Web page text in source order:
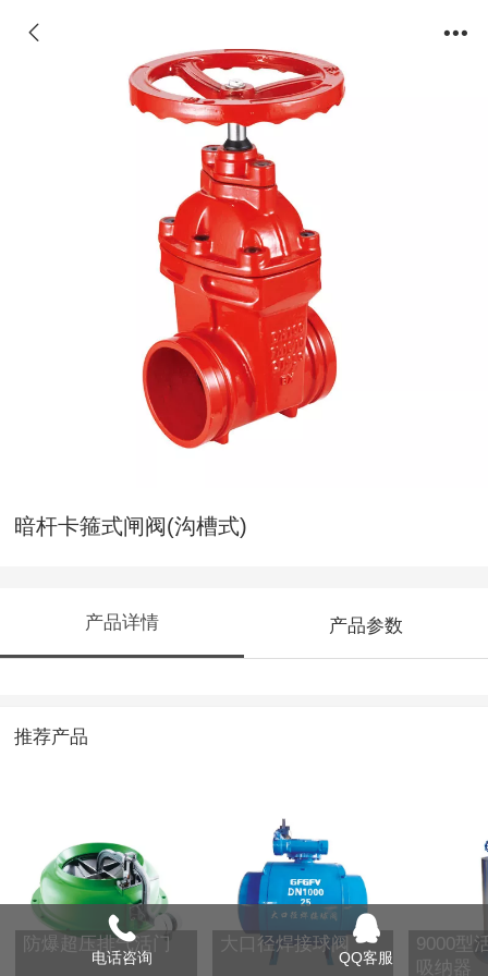
暗杆卡箍式闸阀(沟槽式)
产品详情 产品参数
推荐产品
防爆超压排气活门 大口径焊接球阀
9000型
吸纳器
电话咨询 QQ客服